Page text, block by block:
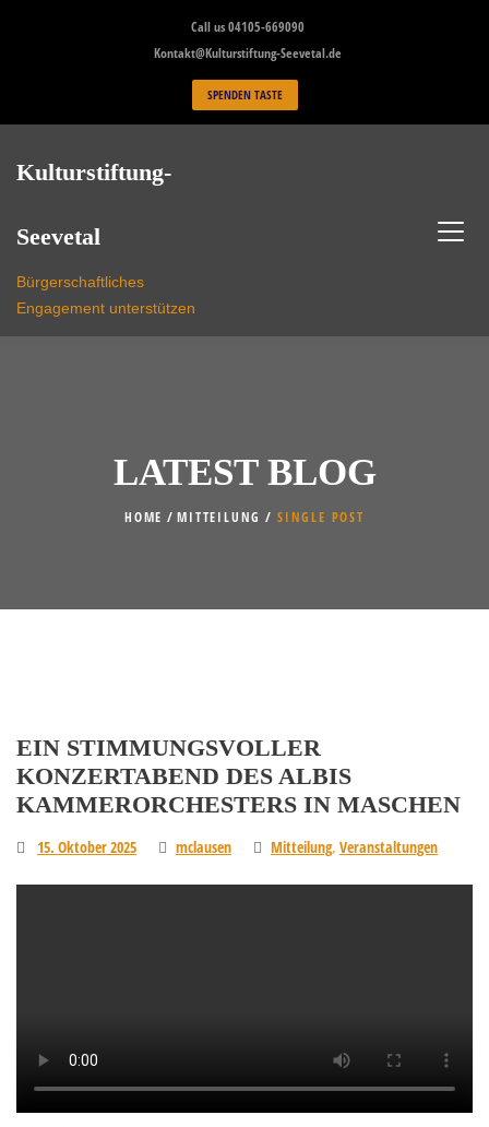
Call us 04105-669090
Kontakt@Kulturstiftung-Seevetal.de
SPENDEN TASTE
Kulturstiftung-
Seevetal
Bürgerschaftliches
Engagement unterstützen
LATEST BLOG
HOME MITTEILUNG SINGLE POST
EIN STIMMUNGSVOLLER
KONZERTABEND DES ALBIS
KAMMERORCHESTERS IN MASCHEN
15. Oktober 2025 mclausen Mitteilung, Veranstaltungen